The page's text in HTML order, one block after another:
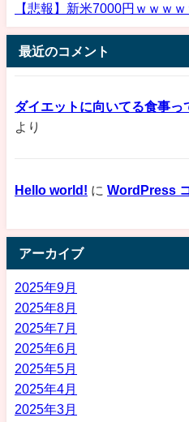
【悲報】新米7000円ｗｗｗ
最近のコメント
ダイエットに向いてる食事っ
より
Hello world! に WordPress
アーカイブ
2025年9月
2025年8月
2025年7月
2025年6月
2025年5月
2025年4月
2025年3月